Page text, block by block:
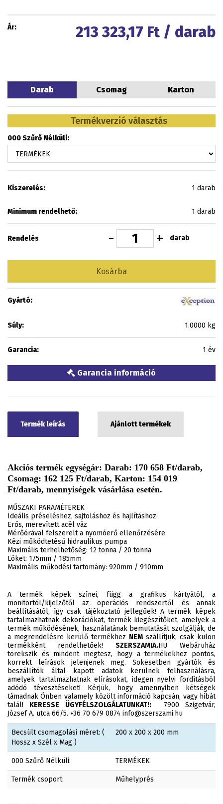
Ár: 213 323,17 Ft / darab
Darab Csomag Karton
Termékverzió választás
000 Szűrő Nélküli:
Kiszerelés: 1 darab
Minimum rendelhető: 1 darab
Rendelés - + darab
Kosárba
Gyártó:
Súly: 1.0000 kg
Garancia: 1 év
Garancia információ
Termék leírás Ajánlott termékek
Akciós termék egységár: Darab: 170 658 Ft/darab,
Csomag: 162 125 Ft/darab, Karton: 154 019
Ft/darab, mennyiségek vásárlása esetén.
MŰSZAKI PARAMÉTEREK
Ideális préseléshez, sajtoláshoz és hajlításhoz
Erős, merevített acél váz
Mérőórával felszerelt a nyomóerő ellenőrzésére
Kézi működtetésű hidraulikus pumpa
Maximális terhelhetőség: 12 tonna / 20 tonna
Löket: 175mm / 185mm
Maximális működési tartomány: 920mm / 910mm
A termék képek színei, függ a grafikus kártyától, a
monitortól/kijelzőtől az operációs rendszertől és annak
beállításától, így csak tájékoztató jellegűek! A termék képek
tartalmazhatnak dekorációkat, termék kiegészítőket, amelyek a
termék működésének, használatának bemutatását szolgálják, de
a megrendelésre kerülő termékhez NEM szállítjuk, csak külön
termékként rendelhetőek! SZERSZAMIA.HU Webáruház
törekszik és mindent megtesz, hogy a termékekhez pontos,
korrekt leírások jelenjenek meg. Sokesetben gyártók és
beszállítók által kapott adatok kerülnek felhasználásra,
amelyek tartalmazhatnak elírásokat, idegen nyelvi fordításból
adódó tévesztéseket! Kérjük, hogy amennyiben kétségek
támadnak Önben valamely közölt információ kapcsán, vagy hibát
talál! KERESSE ÜGYFÉLSZOLGÁLATUNKAT!:7900 Szigetvár,
József A. utca 66/5. +36 70 679 0874 info@szerszami.hu
Becsült csomagolási méret: (
Hossz x Szél x Mag )
200 x 200 x 200 mm
000 Szűrő Nélküli: TERMÉKEK
Termék csoport: Műhelyprés